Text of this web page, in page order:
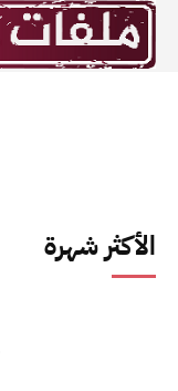
الأكثر شهرة